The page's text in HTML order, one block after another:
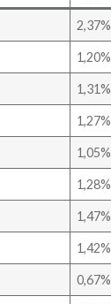
2,37%
1,20%
1,31%
1,27%
1,05%
1,28%
1,47%
1,42%
0,67%